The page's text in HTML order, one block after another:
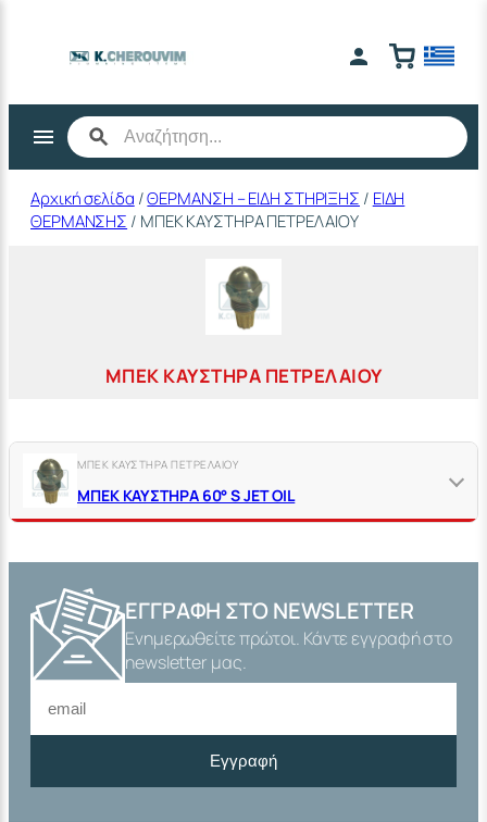
περιεχόμενο
Αρχική σελίδα /ΘΕΡΜΑΝΣΗ – ΕΙΔΗ ΣΤΗΡΙΞΗΣ / ΕΙΔΗ
ΘΕΡΜΑΝΣΗΣ / ΜΠΕΚ ΚΑΥΣΤΗΡΑ ΠΕΤΡΕΛΑΙΟΥ
ΜΠΕΚ ΚΑΥΣΤΗΡΑ ΠΕΤΡΕΛΑΙΟΥ
ΜΠΕΚ ΚΑΥΣΤΗΡΑ ΠΕΤΡΕΛΑΙΟΥ
ΜΠΕΚ ΚΑΥΣΤΗΡΑ 60° S JET OIL
ΕΓΓΡΑΦΉ ΣΤΟ NEWSLETTER
Ενημερωθείτε πρώτοι. Κάντε εγγραφή στο
newsletter μας.
Εγγραφή